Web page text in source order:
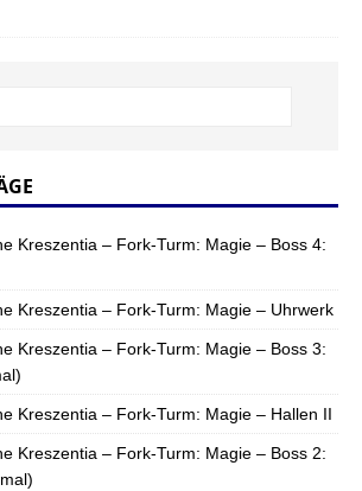
Kreszentia – Fork-Turm: Magie – Boss 4:
Kreszentia – Fork-Turm: Magie – Uhrwerk
Kreszentia – Fork-Turm: Magie – Boss 3:
Kreszentia – Fork-Turm: Magie – Hallen II
Kreszentia – Fork-Turm: Magie – Boss 2: